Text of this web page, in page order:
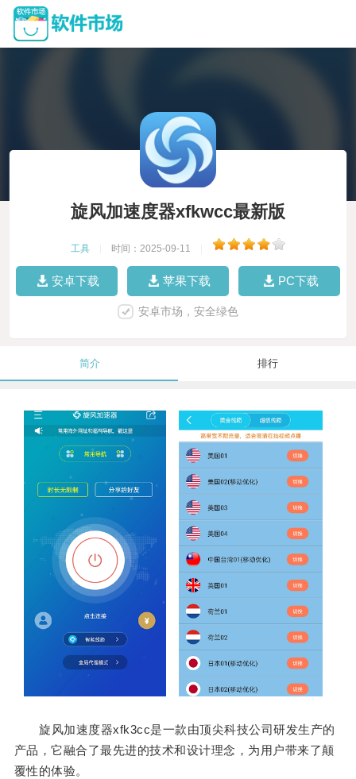
旋风加速度器xfkwcc最新版
工具 时间：2025-09-11
安卓下载 苹果下载 PC下载
安卓市场，安全绿色
简介 排行
旋风加速度器xfk3cc是一款由顶尖科技公司研发生产的
产品，它融合了最先进的技术和设计理念，为用户带来了颠
覆性的体验。